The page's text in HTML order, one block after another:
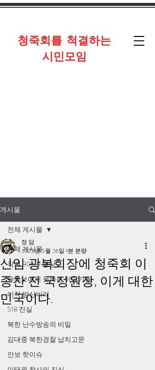
​청죽회를 척결하는
시민모임
게시물
전체 게시물
작계 80518 영상
유튜브에서 못하는 이야기들
이적 방산비리
518 진실
북한 난수방송의 비밀
김대중 북한경찰 납치고문
안보 핫이슈
전체 게시물
신임 광복회장에 청죽회 이
종찬 전 국정원장, 이게 대한
민국이다.
정 담
2023년 5월 26일 1분 분량